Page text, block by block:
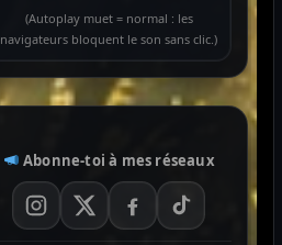
(Autoplay muet = normal : les
navigateurs bloquent le son sans clic.)
Abonne-toi à mes réseaux